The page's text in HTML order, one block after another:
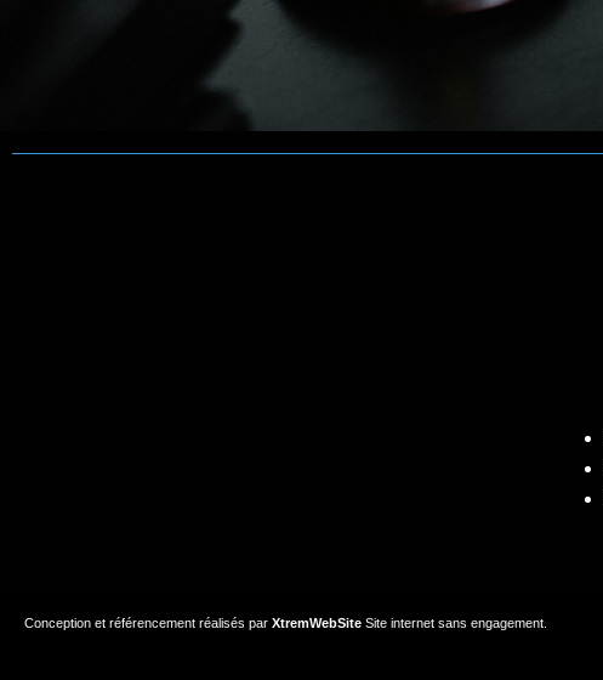
Conception et référencement réalisés par XtremWebSite Site internet sans engagement.